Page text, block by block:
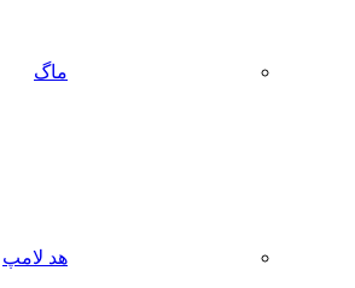
ماگ
هد لامپ